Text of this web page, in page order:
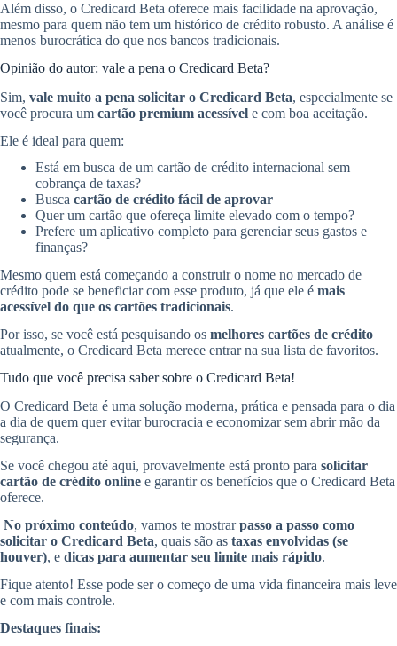
Além disso, o Credicard Beta oferece mais facilidade na aprovação,
mesmo para quem não tem um histórico de crédito robusto. A análise é
menos burocrática do que nos bancos tradicionais.
Opinião do autor: vale a pena o Credicard Beta?
Sim, vale muito a pena solicitar o Credicard Beta, especialmente se
você procura um cartão premium acessível e com boa aceitação.
Ele é ideal para quem:
Está em busca de um cartão de crédito internacional sem
cobrança de taxas?
Busca cartão de crédito fácil de aprovar
Quer um cartão que ofereça limite elevado com o tempo?
Prefere um aplicativo completo para gerenciar seus gastos e
finanças?
Mesmo quem está começando a construir o nome no mercado de
crédito pode se beneficiar com esse produto, já que ele é mais
acessível do que os cartões tradicionais.
Por isso, se você está pesquisando os melhores cartões de crédito
atualmente, o Credicard Beta merece entrar na sua lista de favoritos.
Tudo que você precisa saber sobre o Credicard Beta!
O Credicard Beta é uma solução moderna, prática e pensada para o dia
a dia de quem quer evitar burocracia e economizar sem abrir mão da
segurança.
Se você chegou até aqui, provavelmente está pronto para solicitar
cartão de crédito online e garantir os benefícios que o Credicard Beta
oferece.
No próximo conteúdo, vamos te mostrarpasso a passo como
solicitar o Credicard Beta, quais são as taxas envolvidas (se
houver), e dicas para aumentar seu limite mais rápido.
Fique atento! Esse pode ser o começo de uma vida financeira mais leve
e com mais controle.
Destaques finais: